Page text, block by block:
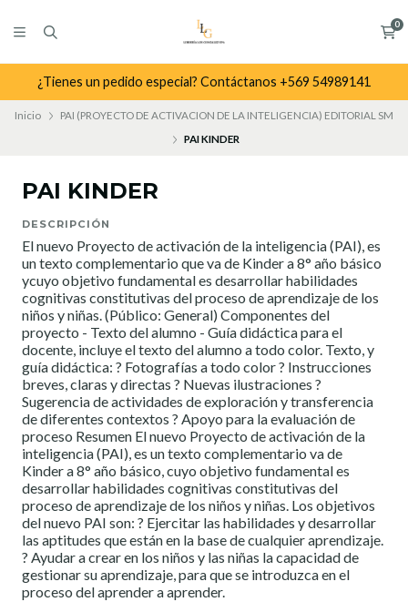
0
¿Tienes un pedido especial? Contáctanos +569 54989141
Inicio
PAI (PROYECTO DE ACTIVACION DE LA INTELIGENCIA) EDITORIAL SM
PAI KINDER
PAI KINDER
DESCRIPCIÓN
El nuevo Proyecto de activación de la inteligencia (PAI), es
un texto complementario que va de Kinder a 8° año básico
ycuyo objetivo fundamental es desarrollar habilidades
cognitivas constitutivas del proceso de aprendizaje de los
niños y niñas. (Público: General) Componentes del
proyecto - Texto del alumno - Guía didáctica para el
docente, incluye el texto del alumno a todo color. Texto, y
guía didáctica: ? Fotografías a todo color ? Instrucciones
breves, claras y directas ? Nuevas ilustraciones ?
Sugerencia de actividades de exploración y transferencia
de diferentes contextos ? Apoyo para la evaluación de
proceso Resumen El nuevo Proyecto de activación de la
inteligencia (PAI), es un texto complementario va de
Kinder a 8° año básico, cuyo objetivo fundamental es
desarrollar habilidades cognitivas constitutivas del
proceso de aprendizaje de los niños y niñas. Los objetivos
del nuevo PAI son: ? Ejercitar las habilidades y desarrollar
las aptitudes que están en la base de cualquier aprendizaje.
? Ayudar a crear en los niños y las niñas la capacidad de
gestionar su aprendizaje, para que se introduzca en el
proceso del aprender a aprender.